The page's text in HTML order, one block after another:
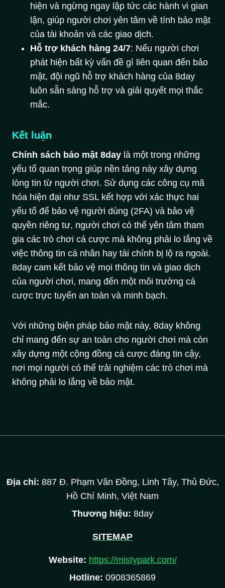
hiện và ngừng ngay lập tức các hành vi gian
lận, giúp người chơi yên tâm về tính bảo mật
của tài khoản và các giao dịch.
Hỗ trợ khách hàng 24/7: Nếu người chơi
phát hiện bất kỳ vấn đề gì liên quan đến bảo
mật, đội ngũ hỗ trợ khách hàng của 8day
luôn sẵn sàng hỗ trợ và giải quyết mọi thắc
mắc.
Kết luận
Chính sách bảo mật 8day là một trong những
yếu tố quan trọng giúp nền tảng này xây dựng
lòng tin từ người chơi. Sử dụng các công cụ mã
hóa hiện đại như SSL kết hợp với xác thực hai
yếu tố để bảo vệ người dùng (2FA) và bảo vệ
quyền riêng tư, người chơi có thể yên tâm tham
gia các trò chơi cá cược mà không phải lo lắng về
việc thông tin cá nhân hay tài chính bị lộ ra ngoài.
8day cam kết bảo vệ mọi thông tin và giao dịch
của người chơi, mang đến một môi trường cá
cược trực tuyến an toàn và minh bạch.
Với những biện pháp bảo mật này, 8day không
chỉ mang đến sự an toàn cho người chơi mà còn
xây dựng một cộng đồng cá cược đáng tin cậy,
nơi mọi người có thể trải nghiệm các trò chơi mà
không phải lo lắng về bảo mật.
Địa chỉ: 887 Đ. Phạm Văn Đồng, Linh Tây, Thủ Đức,
Hồ Chí Minh, Việt Nam
Thương hiệu: 8day
SITEMAP
Website: https://mistypark.com/
Hotline: 0908365869